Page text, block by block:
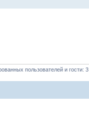
пользователей и гости: 3